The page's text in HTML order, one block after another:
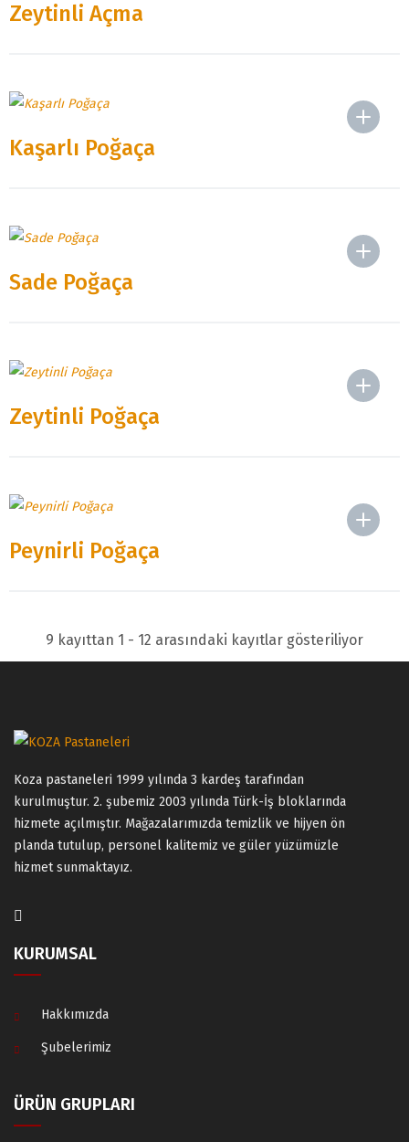
Zeytinli Açma
Kaşarlı Poğaça
Sade Poğaça
Zeytinli Poğaça
Peynirli Poğaça
9 kayıttan 1 - 12 arasındaki kayıtlar gösteriliyor
Koza pastaneleri 1999 yılında 3 kardeş tarafından
kurulmuştur. 2. şubemiz 2003 yılında Türk-İş bloklarında
hizmete açılmıştır. Mağazalarımızda temizlik ve hijyen ön
planda tutulup, personel kalitemiz ve güler yüzümüzle
hizmet sunmaktayız.
KURUMSAL
Hakkımızda
Şubelerimiz
ÜRÜN GRUPLARI